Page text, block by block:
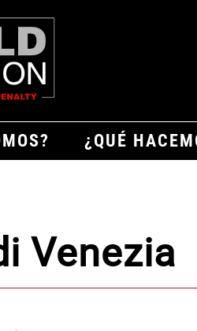
¿QUÉ
Venezia